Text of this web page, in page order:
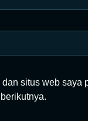
situs web saya